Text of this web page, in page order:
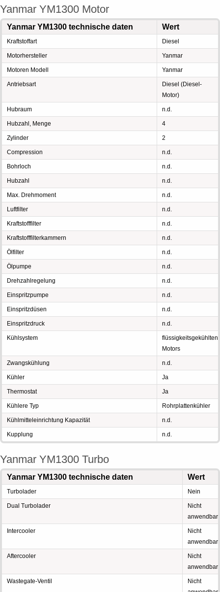
Yanmar YM1300 Motor
Yanmar YM1300 technische daten Wert
Kraftstoffart Diesel
Motorhersteller Yanmar
Motoren Modell Yanmar
Antriebsart
Diesel (Diesel-
Motor)
Hubraum n.d.
Hubzahl, Menge 4
Zylinder 2
Compression n.d.
Bohrloch n.d.
Hubzahl n.d.
Max. Drehmoment n.d.
Luftfilter n.d.
Kraftstofffilter n.d.
Kraftstofffilterkammern n.d.
Ölfilter n.d.
Ölpumpe n.d.
Drehzahlregelung n.d.
Einspritzpumpe n.d.
Einspritzdüsen n.d.
Einspritzdruck n.d.
Kühlsystem
flüssigkeitsgekühlten
Motors
Zwangskühlung n.d.
Kühler Ja
Thermostat Ja
Kühlere Typ Rohrplattenkühler
Kühlmitteleinrichtung Kapazität n.d.
Kupplung n.d.
Yanmar YM1300 Turbo
Yanmar YM1300 technische daten Wert
Turbolader Nein
Dual Turbolader
Nicht
anwendbar
Intercooler
Nicht
anwendbar
Aftercooler
Nicht
anwendbar
Wastegate-Ventil
Nicht